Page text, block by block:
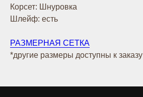
Корсет: Шнуровка
Шлейф: есть
РАЗМЕРНАЯ СЕТКА
*другие размеры доступны к заказу